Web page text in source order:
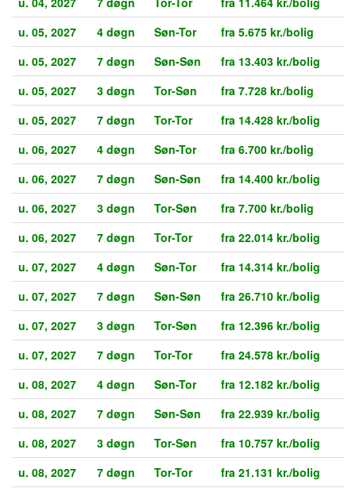
u. 05, 2027
4 døgn Søn-Tor
fra 5.675 kr./bolig
u. 05, 2027
7 døgn Søn-Søn
fra 13.403 kr./bolig
u. 05, 2027
3 døgn Tor-Søn
fra 7.728 kr./bolig
u. 05, 2027
7 døgn Tor-Tor
fra 14.428 kr./bolig
u. 06, 2027
4 døgn Søn-Tor
fra 6.700 kr./bolig
u. 06, 2027
7 døgn Søn-Søn
fra 14.400 kr./bolig
u. 06, 2027
3 døgn Tor-Søn
fra 7.700 kr./bolig
u. 06, 2027
7 døgn Tor-Tor
fra 22.014 kr./bolig
u. 07, 2027
4 døgn Søn-Tor
fra 14.314 kr./bolig
u. 07, 2027
7 døgn Søn-Søn
fra 26.710 kr./bolig
u. 07, 2027
3 døgn Tor-Søn
fra 12.396 kr./bolig
u. 07, 2027
7 døgn Tor-Tor
fra 24.578 kr./bolig
u. 08, 2027
4 døgn Søn-Tor
fra 12.182 kr./bolig
u. 08, 2027
7 døgn Søn-Søn
fra 22.939 kr./bolig
u. 08, 2027
3 døgn Tor-Søn
fra 10.757 kr./bolig
u. 08, 2027
7 døgn Tor-Tor
fra 21.131 kr./bolig